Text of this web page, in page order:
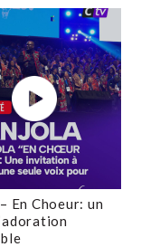
En Choeur: un